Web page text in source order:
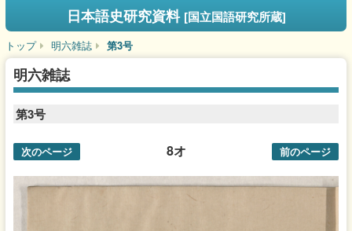
日本語史研究資料 [国立国語研究所蔵]
トップ 明六雑誌 第3号
明六雑誌
第3号
8オ
次のページ 前のページ